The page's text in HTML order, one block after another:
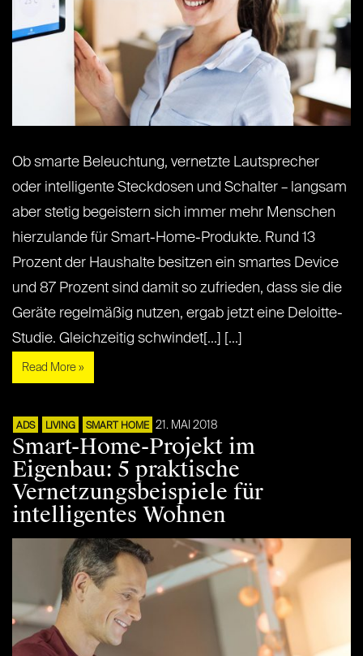
Ob smarte Beleuchtung, vernetzte Lautsprecher
oder intelligente Steckdosen und Schalter – langsam
aber stetig begeistern sich immer mehr Menschen
hierzulande für Smart-Home-Produkte. Rund 13
Prozent der Haushalte besitzen ein smartes Device
und 87 Prozent sind damit so zufrieden, dass sie die
Geräte regelmäßig nutzen, ergab jetzt eine Deloitte-
Studie. Gleichzeitig schwindet[...] [...]
Read More »
ADS LIVING SMART HOME 21. MAI 2018
Smart-Home-Projekt im
Eigenbau: 5 praktische
Vernetzungsbeispiele für
intelligentes Wohnen